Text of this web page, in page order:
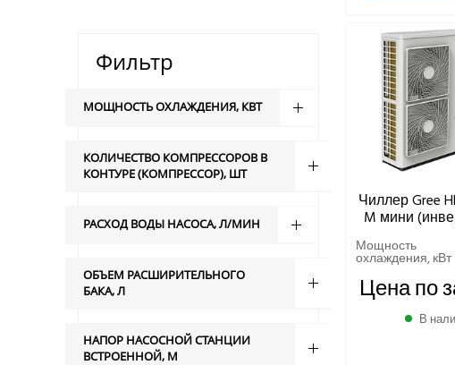
Фильтр
МОЩНОСТЬ ОХЛАЖДЕНИЯ, КВТ
КОЛИЧЕСТВО КОМПРЕССОРОВ В
КОНТУРЕ (КОМПРЕССОР), ШТ
РАСХОД ВОДЫ НАСОСА, Л/МИН
ОБЪЕМ РАСШИРИТЕЛЬНОГО
БАКА, Л
НАПОР НАСОСНОЙ СТАНЦИИ
ВСТРОЕННОЙ, М
Чиллер Gree
M мини
Мощность
охлаждения, кВт
Цена по
В